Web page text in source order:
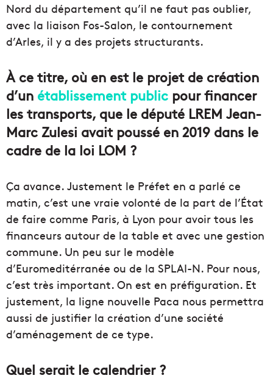
Nord du département qu’il ne faut pas oublier,
avec la liaison Fos-Salon, le contournement
d’Arles, il y a des projets structurants.
À ce titre, où en est le projet de création
d’un établissement public pour financer
les transports, que le député LREM Jean-
Marc Zulesi avait poussé en 2019 dans le
cadre de la loi LOM ?
Ça avance. Justement le Préfet en a parlé ce
matin, c’est une vraie volonté de la part de l’État
de faire comme Paris, à Lyon pour avoir tous les
financeurs autour de la table et avec une gestion
commune. Un peu sur le modèle
d’Euromeditérranée ou de la SPLAI-N. Pour nous,
c’est très important. On est en préfiguration. Et
justement, la ligne nouvelle Paca nous permettra
aussi de justifier la création d’une société
d’aménagement de ce type.
Quel serait le calendrier ?